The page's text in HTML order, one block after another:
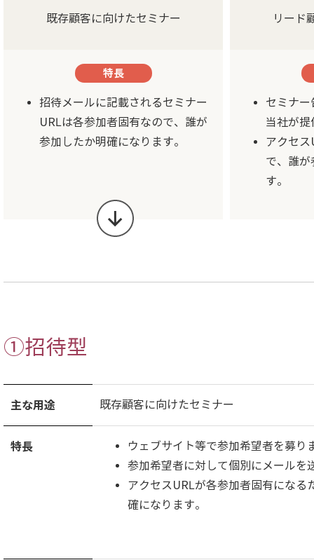
既存顧客に向けたセミナー
特長
招待メールに記載されるセミナー
URLは各参加者固有なので、誰が
参加したか明確になります。
リード
セミナ
当社が提
アクセ
で、誰
す。
①招待型
主な用途 既存顧客に向けたセミナー
特長
ウェブサイト等で参加希望者を募り
参加希望者に対して個別にメールを
アクセスURLが各参加者固有になる
確になります。